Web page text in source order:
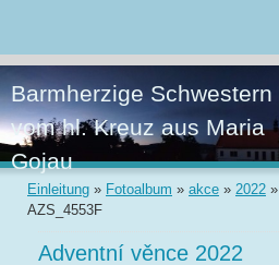
Barmherzige Schwestern
vom hl. Kreuz aus Maria
Gojau
Einleitung » Fotoalbum » akce » 2022 »
AZS_4553F
Adventní věnce 2022